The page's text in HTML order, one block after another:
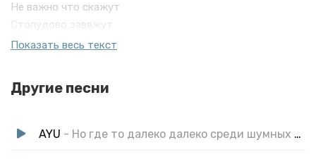
Не важно что скажут
Стопудово завяжут
Мы после сотни затяжек
Не знаю что будет вчера
Показать весь текст
Другие песни
AYU - Но где то далеко далеко среди шумных серых городов